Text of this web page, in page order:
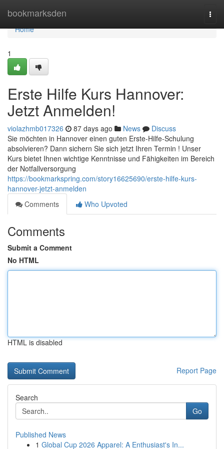
bookmarksden
Home
Home
1
Erste Hilfe Kurs Hannover:
Jetzt Anmelden!
violazhmb017326 87 days ago News
Discuss
Sie möchten in Hannover einen guten Erste-Hilfe-Schulung
absolvieren? Dann sichern Sie sich jetzt Ihren Termin ! Unser
Kurs bietet Ihnen wichtige Kenntnisse und Fähigkeiten im Bereich
der Notfallversorgung
https://bookmarkspring.com/story16625690/erste-hilfe-kurs-
hannover-jetzt-anmelden
Comments
Who Upvoted
Comments
Submit a Comment
No HTML
HTML is disabled
Report Page
Search
Go
Published News
1 Global Cup 2026 Apparel: A Enthusiast's In...